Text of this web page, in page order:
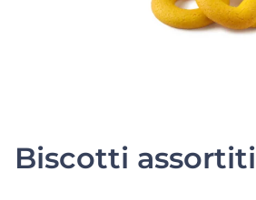
Biscotti assortiti